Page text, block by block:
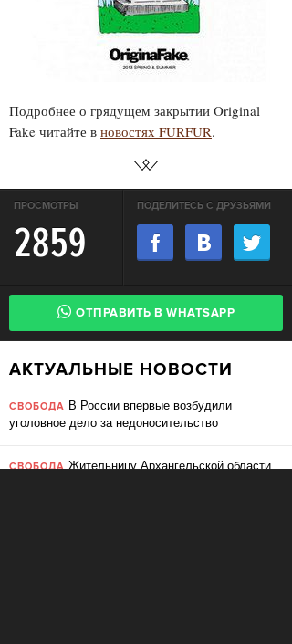
Подробнее о грядущем закрытии Original
Fake читайте в новостях FURFUR.
ПРОСМОТРЫ
2859
ПОДЕЛИТЕСЬ С ДРУЗЬЯМИ
ОТПРАВИТЬ В WHATSAPP
АКТУАЛЬНЫЕ НОВОСТИ
СВОБОДА В России впервые возбудили
уголовное дело за недоносительство
СВОБОДАЖительницу Архангельской области